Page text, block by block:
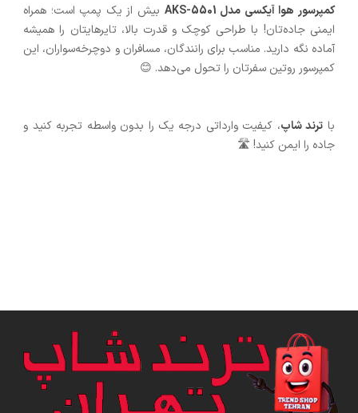
کمپرسور هوا آیکسی مدل AKS-5501
بیش از یک پمپ است؛ همراه
ایمنی جاده‌تان! با طراحی کوچک و قدرت بالا، تایرهایتان را همیشه
آماده نگه دارید. مناسب برای رانندگان، مسافران و دوچرخه‌سواران، این
کمپرسور روتین سفرتان را تحول می‌دهد. 😊
با ترند شاپ، کیفیت وارداتی درجه یک را بدون واسطه تجربه کنید و
جاده را ایمن کنید! 🛣️